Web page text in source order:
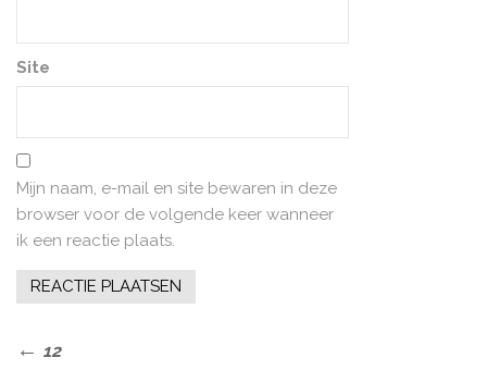
Site
Mijn naam, e-mail en site bewaren in deze
browser voor de volgende keer wanneer
ik een reactie plaats.
Bericht
Previous
12